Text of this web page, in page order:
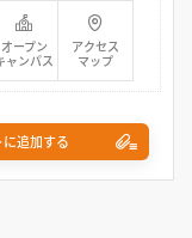
オープン
ャンパス
アクセス
マップ
追加する